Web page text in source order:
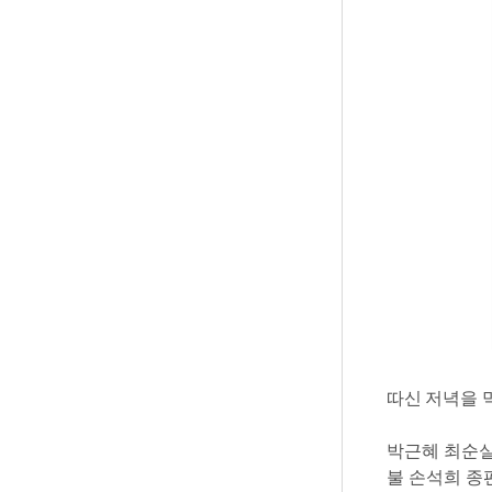
따신 저녁을
박근혜 최순
불 손석희 종